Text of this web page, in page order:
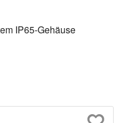
IP65-Gehäuse